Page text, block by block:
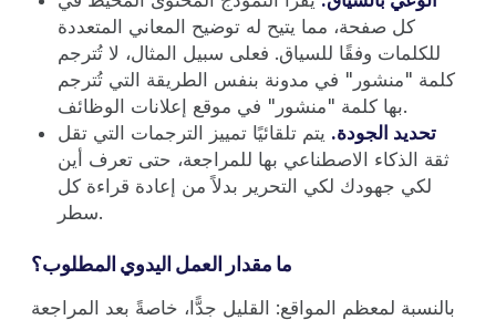
كل صفحة، مما يتيح له توضيح المعاني المتعددة
للكلمات وفقًا للسياق. فعلى سبيل المثال، لا تُترجم
كلمة "منشور" في مدونة بنفس الطريقة التي تُترجم
بها كلمة "منشور" في موقع إعلانات الوظائف.
تحديد الجودة. يتم تلقائيًا تمييز الترجمات التي تقل
ثقة الذكاء الاصطناعي بها للمراجعة، حتى تعرف أين
لكي جهودك لكي التحرير بدلاً من إعادة قراءة كل
سطر.
ما مقدار العمل اليدوي المطلوب؟
بالنسبة لمعظم المواقع: القليل جدًّا، خاصةً بعد المراجعة